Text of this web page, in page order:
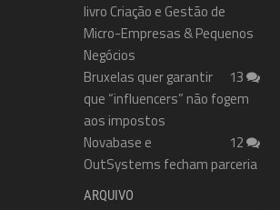
livro Criação e Gestão de
Micro-Empresas & Pequenos
Negócios
13
Bruxelas quer garantir
que “influencers” não fogem
aos impostos
12
Novabase e
OutSystems fecham parceria
ARQUIVO